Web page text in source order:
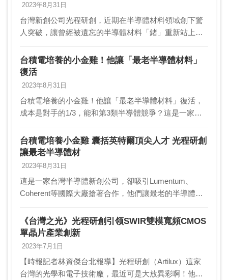
2023年8月31日
台灣新創公司光程研創，近期在半導體材料領域創下驚
人突破，讓曾經被遺忘的半導體材料「鍺」重新站上舞
僅吸引了台積電等重量級企業的關注，還與Lumentu…
台積電培養的小金雞！他讓「最老半導體材料」
復活
2023年8月31日
台積電培養的小金雞！他讓「最老半導體材料」復活，
成本是對手的1/3，能和第3類半導體競爭？這是一家台
大廠搶著合作，他們讓最老的半導體材…
台積電培養小金雞 囊括英特爾頂尖人才 光程研創
讓最老半導體材
2023年8月31日
這是一家台灣半導體新創公司，卻吸引Lumentum、
Coherent等國際大廠搶著合作，他們讓最老的半導體材
台。文／林宏達鍺，是最老的半導體材料。根據…
《台灣之光》光程研創引领SWIR雙模寬頻CMOS
單晶片產業創新
2023年7月1日
【時報記者林資傑台北報導】光程研創（Artilux）這家
台灣的光學和電子技術廠，最近可是大放異彩啊！他們